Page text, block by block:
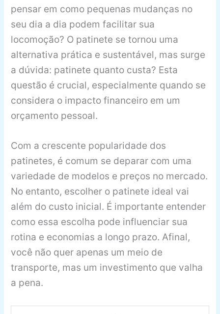
b
o
o
k
A
p
p
a
m
st dI
n
t
pensar em como pequenas mudanças no
seu dia a dia podem facilitar sua
locomoção? O patinete se tornou uma
alternativa prática e sustentável, mas surge
a dúvida: patinete quanto custa? Esta
questão é crucial, especialmente quando se
considera o impacto financeiro em um
orçamento pessoal.
Com a crescente popularidade dos
patinetes, é comum se deparar com uma
variedade de modelos e preços no mercado.
No entanto, escolher o patinete ideal vai
além do custo inicial. É importante entender
como essa escolha pode influenciar sua
rotina e economias a longo prazo. Afinal,
você não quer apenas um meio de
transporte, mas um investimento que valha
a pena.